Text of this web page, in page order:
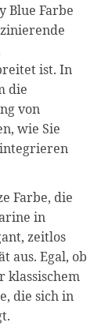
Blue Farbe
ist. In
die
von
wie Sie
Farbe, die
in
zeitlos
aus. Egal, ob
klassischem
die sich in